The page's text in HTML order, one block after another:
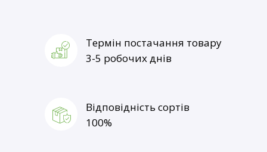
Термін постачання товару
3-5 робочих днів
Відповідність сортів
100%